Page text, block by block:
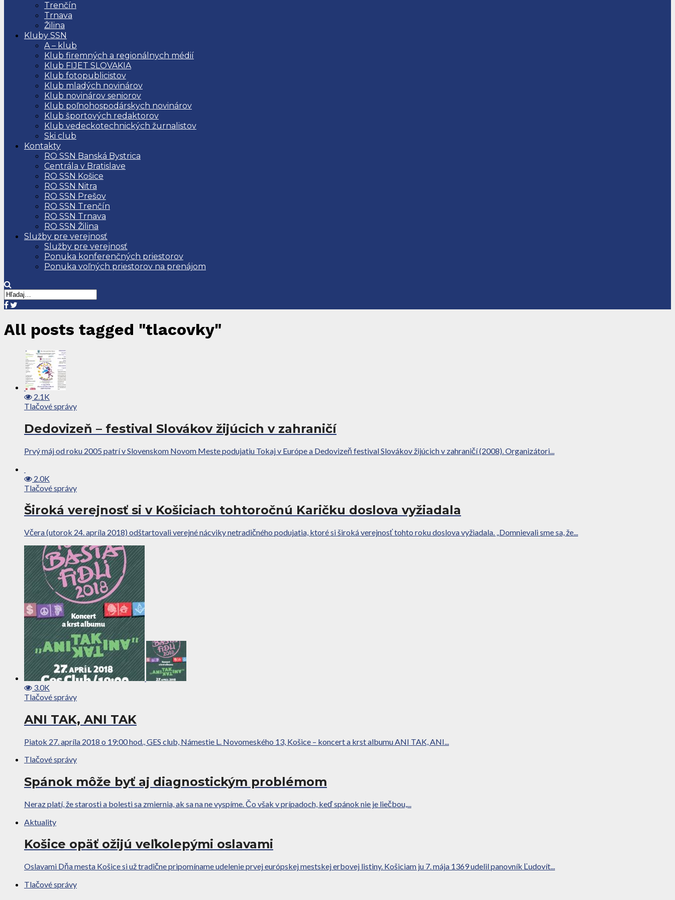
Trenčín
Trnava
Žilina
Kluby SSN
A – klub
Klub firemných a regionálnych médií
Klub FIJET SLOVAKIA
Klub fotopublicistov
Klub mladých novinárov
Klub novinárov seniorov
Klub poľnohospodárskych novinárov
Klub športových redaktorov
Klub vedeckotechnických žurnalistov
Ski club
Kontakty
RO SSN Banská Bystrica
Centrála v Bratislave
RO SSN Košice
RO SSN Nitra
RO SSN Prešov
RO SSN Trenčín
RO SSN Trnava
RO SSN Žilina
Služby pre verejnosť
Služby pre verejnosť
Ponuka konferenčných priestorov
Ponuka voľných priestorov na prenájom
All posts tagged "tlacovky"
2.1K
Tlačové správy
Dedovizeň – festival Slovákov žijúcich v zahraničí
Prvý máj od roku 2005 patrí v Slovenskom Novom Meste podujatiu Tokaj v Európe a Dedovizeň festival Slovákov žijúcich v zahraničí (2008). Organizátori...
2.0K
Tlačové správy
Široká verejnosť si v Košiciach tohtoročnú Karičku doslova vyžiadala
Včera (utorok 24. apríla 2018) odštartovali verejné nácviky netradičného podujatia, ktoré si široká verejnosť tohto roku doslova vyžiadala. „Domnievali sme sa, že...
3.0K
Tlačové správy
ANI TAK, ANI TAK
Piatok 27. apríla 2018 o 19:00 hod., GES club, Námestie L. Novomeského 13, Košice – koncert a krst albumu ANI TAK, ANI...
Tlačové správy
Spánok môže byť aj diagnostickým problémom
Neraz platí, že starosti a bolesti sa zmiernia, ak sa na ne vyspíme. Čo však v prípadoch, keď spánok nie je liečbou,...
Aktuality
Košice opäť ožijú veľkolepými oslavami
Oslavami Dňa mesta Košice si už tradične pripomíname udelenie prvej európskej mestskej erbovej listiny. Košiciam ju 7. mája 1369 udelil panovník Ľudovít...
Tlačové správy